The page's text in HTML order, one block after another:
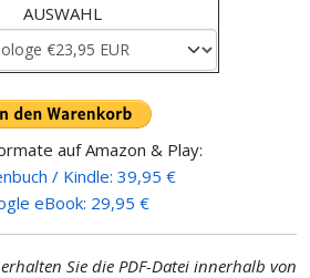
AUSWAHL
auf Amazon & Play:
/ Kindle: 39,95 €
eBook: 29,95 €
Sie die PDF-Datei innerhalb von